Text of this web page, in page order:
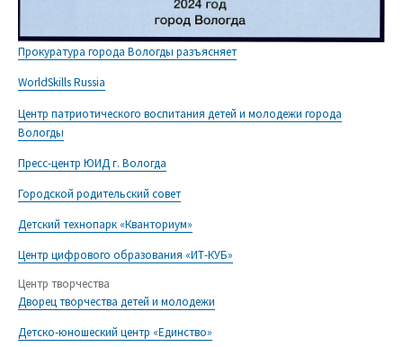
Прокуратура города Вологды разъясняет
WorldSkills Russia
Центр патриотического воспитания детей и молодежи города
Вологды
Пресс-центр ЮИД г. Вологда
Городской родительский совет
Детский технопарк «Кванториум»
Центр цифрового образования «ИТ-КУБ»
Центр творчества
Дворец творчества детей и молодежи
Детско-юношеский центр «Единство»